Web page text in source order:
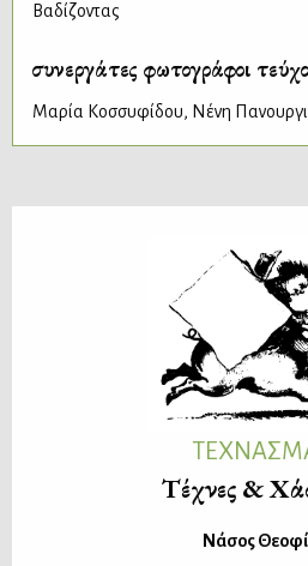
Βαδίζοντας
συνεργάτες φωτογράφοι
Μαρία Κοσσυφίδου, Νένη
Τέχνες &
Νάσος